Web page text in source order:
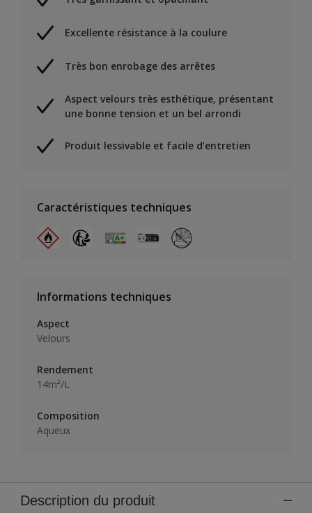
Excellente résistance à la coulure
Très bon enrobage des arrêtes
Aspect velours très esthétique, présentant
une bonne tension et un bel arrondi
Produit lessivable et facile d’entretien
Caractéristiques techniques
Informations techniques
Aspect
Velours
Rendement
14m²/L
Composition
Aqueux
Description du produit